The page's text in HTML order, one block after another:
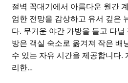
절벽 꼭대기에서 아름다운 월간
엄한 전망을 감상하고 유서 깊은
다. 무거운 야간 가방을 들고 다
방은 객실 숙소로 옮겨져 작은 배
수 있는 자유 시간을 제공합니다.
리한…